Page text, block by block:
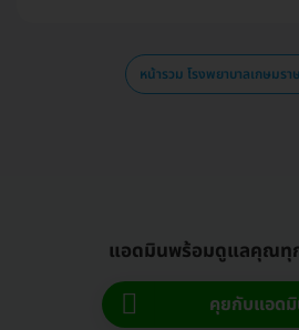
หน้ารวม โรงพยาบาลเกษมร
แอดมินพร้อมดูแลคุณทุ
คุยกับแอด